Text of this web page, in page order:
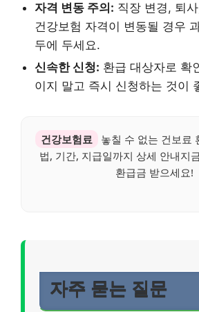
자격 변동 주의: 직장 변경, 퇴
건강보험 자격이 변동될 경우
두에 두세요.
신속한 신청: 환급 대상자로 확
이지 말고 즉시 신청하는 것이
건강보험료
놓칠 수 없는 건보료
법, 기간, 지급일까지 상세 안내지
환급금 받으세요!
자주 묻는 질문